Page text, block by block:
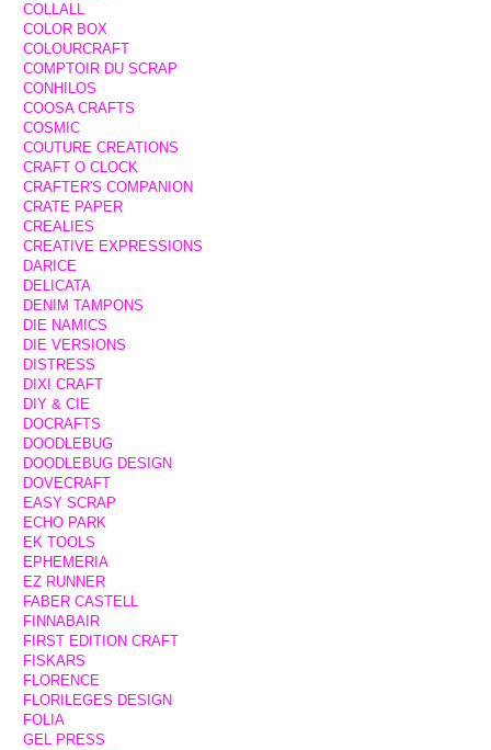
COLLALL
COLOR BOX
COLOURCRAFT
COMPTOIR DU SCRAP
CONHILOS
COOSA CRAFTS
COSMIC
COUTURE CREATIONS
CRAFT O CLOCK
CRAFTER'S COMPANION
CRATE PAPER
CREALIES
CREATIVE EXPRESSIONS
DARICE
DELICATA
DENIM TAMPONS
DIE NAMICS
DIE VERSIONS
DISTRESS
DIXI CRAFT
DIY & CIE
DOCRAFTS
DOODLEBUG
DOODLEBUG DESIGN
DOVECRAFT
EASY SCRAP
ECHO PARK
EK TOOLS
EPHEMERIA
EZ RUNNER
FABER CASTELL
FINNABAIR
FIRST EDITION CRAFT
FISKARS
FLORENCE
FLORILEGES DESIGN
FOLIA
GEL PRESS